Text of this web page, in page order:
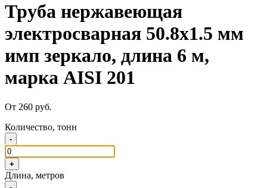
Труба нержавеющая
электросварная 50.8х1.5 мм
имп зеркало, длина 6 м,
марка AISI 201
От 260 руб.
Количество, тонн
-
+
Длина, метров